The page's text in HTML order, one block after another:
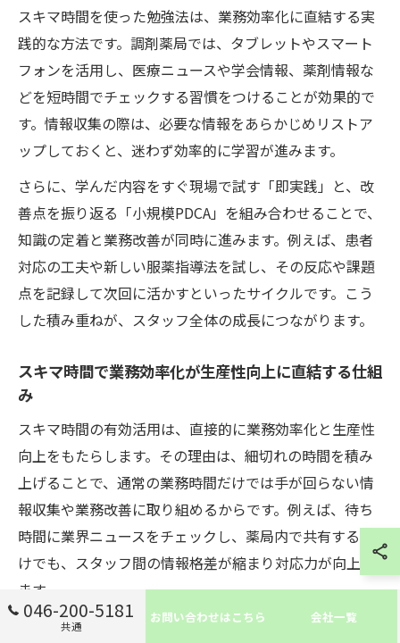
スキマ時間を使った勉強法は、業務効率化に直結する実
践的な方法です。調剤薬局では、タブレットやスマート
フォンを活用し、医療ニュースや学会情報、薬剤情報な
どを短時間でチェックする習慣をつけることが効果的で
す。情報収集の際は、必要な情報をあらかじめリストア
ップしておくと、迷わず効率的に学習が進みます。
さらに、学んだ内容をすぐ現場で試す「即実践」と、改
善点を振り返る「小規模PDCA」を組み合わせることで、
知識の定着と業務改善が同時に進みます。例えば、患者
対応の工夫や新しい服薬指導法を試し、その反応や課題
点を記録して次回に活かすといったサイクルです。こう
した積み重ねが、スタッフ全体の成長につながります。
スキマ時間で業務効率化が生産性向上に直結する仕組
み
スキマ時間の有効活用は、直接的に業務効率化と生産性
向上をもたらします。その理由は、細切れの時間を積み
上げることで、通常の業務時間だけでは手が回らない情
報収集や業務改善に取り組めるからです。例えば、待ち
時間に業界ニュースをチェックし、薬局内で共有するだ
けでも、スタッフ間の情報格差が縮まり対応力が向上し
ます。
また、スキマ時間にタスク管理や次の予定の見直しを行
046-200-5181
共通
お問い合わせはこちら 会社一覧